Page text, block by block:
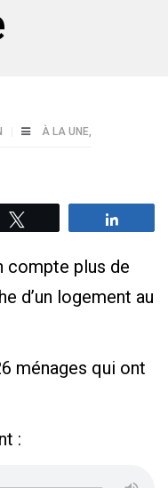
À LA UNE,
compte plus de
d’un logement au
ménages qui ont
: